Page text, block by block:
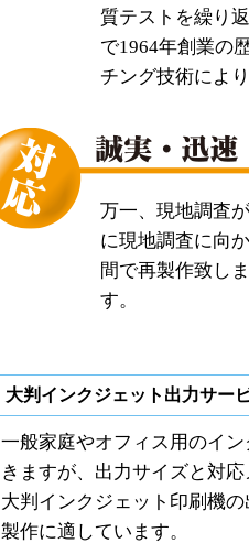
質テストを繰り
で1964年創業の
チング技術によ
万一、現地調査
に現地調査に向
間で再製作致し
す。
大判インクジェット出力サー
一般家庭やオフィス用のイ
きますが、出力サイズと対
大判インクジェット印刷機
製作に適しています。